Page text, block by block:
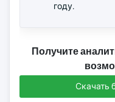
году.
Получите
Скачать